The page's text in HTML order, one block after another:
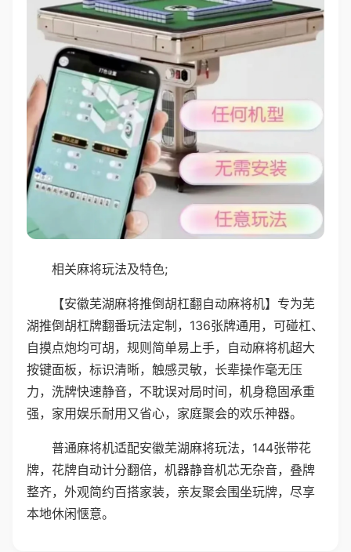
相关麻将玩法及特色;
【安徽芜湖麻将推倒胡杠翻自动麻将机】专为芜
湖推倒胡杠牌翻番玩法定制，136张牌通用，可碰杠、
自摸点炮均可胡，规则简单易上手，自动麻将机超大
按键面板，标识清晰，触感灵敏，长辈操作毫无压
力，洗牌快速静音，不耽误对局时间，机身稳固承重
强，家用娱乐耐用又省心，家庭聚会的欢乐神器。
普通麻将机适配安徽芜湖麻将玩法，144张带花
牌，花牌自动计分翻倍，机器静音机芯无杂音，叠牌
整齐，外观简约百搭家装，亲友聚会围坐玩牌，尽享
本地休闲惬意。